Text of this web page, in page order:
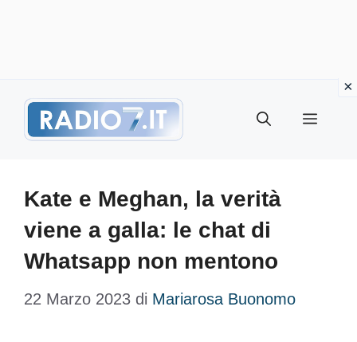
Menu
Kate e Meghan, la verità
viene a galla: le chat di
Whatsapp non mentono
22 Marzo 2023 di Mariarosa Buonomo